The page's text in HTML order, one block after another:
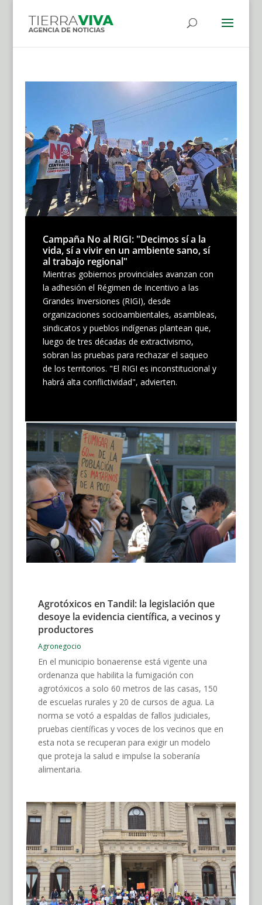
Campaña No al RIGI: "Decimos sí a la
vida, sí a vivir en un ambiente sano, sí
al trabajo regional"
Mientras gobiernos provinciales avanzan con
la adhesión el Régimen de Incentivo a las
Grandes Inversiones (RIGI), desde
organizaciones socioambientales, asambleas,
sindicatos y pueblos indígenas plantean que,
luego de tres décadas de extractivismo,
sobran las pruebas para rechazar el saqueo
de los territorios. "El RIGI es inconstitucional y
habrá alta conflictividad", advierten.
Agrotóxicos en Tandil: la legislación que
desoye la evidencia científica, a vecinos y
productores
Agronegocio
En el municipio bonaerense está vigente una
ordenanza que habilita la fumigación con
agrotóxicos a solo 60 metros de las casas, 150
de escuelas rurales y 20 de cursos de agua. La
norma se votó a espaldas de fallos judiciales,
pruebas científicas y voces de los vecinos que en
esta nota se recuperan para exigir un modelo
que proteja la salud e impulse la soberanía
alimentaria.